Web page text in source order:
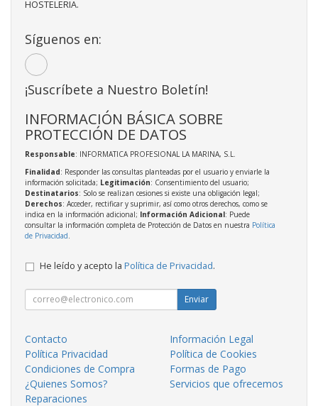
HOSTELERIA.
Síguenos en:
¡Suscríbete a Nuestro Boletín!
INFORMACIÓN BÁSICA SOBRE
PROTECCIÓN DE DATOS
Responsable: INFORMATICA PROFESIONAL LA MARINA, S.L.
Finalidad: Responder las consultas planteadas por el usuario y enviarle la
información solicitada; Legitimación: Consentimiento del usuario;
Destinatarios: Solo se realizan cesiones si existe una obligación legal;
Derechos: Acceder, rectificar y suprimir, así como otros derechos, como se
indica en la información adicional; Información Adicional: Puede
consultar la información completa de Protección de Datos en nuestra Política
de Privacidad
He leído y acepto la Política de Privacidad.
Enviar
Contacto
Información Legal
Política Privacidad
Política de Cookies
Condiciones de Compra
Formas de Pago
¿Quienes Somos?
Servicios que ofrecemos
Reparaciones